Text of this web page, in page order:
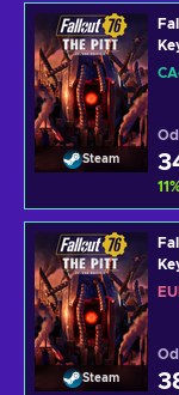
Steam
Od
11
Steam
Od